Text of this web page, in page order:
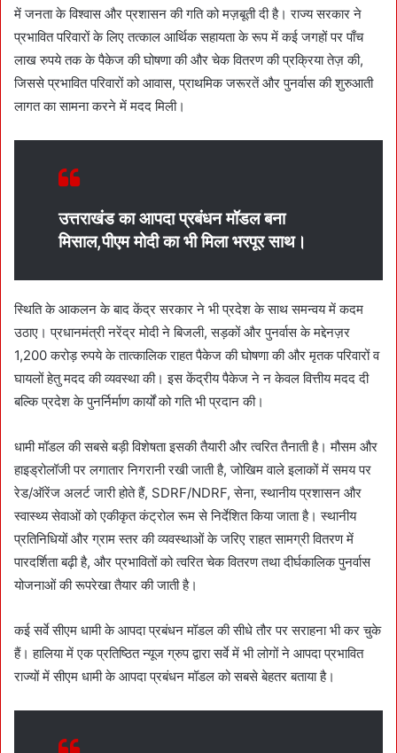
में जनता के विश्वास और प्रशासन की गति को मज़बूती दी है। राज्य सरकार ने
प्रभावित परिवारों के लिए तत्काल आर्थिक सहायता के रूप में कई जगहों पर पाँच
लाख रुपये तक के पैकेज की घोषणा की और चेक वितरण की प्रक्रिया तेज़ की,
जिससे प्रभावित परिवारों को आवास, प्राथमिक जरूरतें और पुनर्वास की शुरुआती
लागत का सामना करने में मदद मिली।
उत्तराखंड का आपदा प्रबंधन मॉडल बना
मिसाल,पीएम मोदी का भी मिला भरपूर साथ।
स्थिति के आकलन के बाद केंद्र सरकार ने भी प्रदेश के साथ समन्वय में कदम
उठाए। प्रधानमंत्री नरेंद्र मोदी ने बिजली, सड़कों और पुनर्वास के मद्देनज़र
1,200 करोड़ रुपये के तात्कालिक राहत पैकेज की घोषणा की और मृतक परिवारों व
घायलों हेतु मदद की व्यवस्था की। इस केंद्रीय पैकेज ने न केवल वित्तीय मदद दी
बल्कि प्रदेश के पुनर्निर्माण कार्यों को गति भी प्रदान की।
धामी मॉडल की सबसे बड़ी विशेषता इसकी तैयारी और त्वरित तैनाती है। मौसम और
हाइड्रोलॉजी पर लगातार निगरानी रखी जाती है, जोखिम वाले इलाकों में समय पर
रेड/ऑरेंज अलर्ट जारी होते हैं, SDRF/NDRF, सेना, स्थानीय प्रशासन और
स्वास्थ्य सेवाओं को एकीकृत कंट्रोल रूम से निर्देशित किया जाता है। स्थानीय
प्रतिनिधियों और ग्राम स्तर की व्यवस्थाओं के जरिए राहत सामग्री वितरण में
पारदर्शिता बढ़ी है, और प्रभावितों को त्वरित चेक वितरण तथा दीर्घकालिक पुनर्वास
योजनाओं की रूपरेखा तैयार की जाती है।
कई सर्वे सीएम धामी के आपदा प्रबंधन मॉडल की सीधे तौर पर सराहना भी कर चुके
हैं। हालिया में एक प्रतिष्ठित न्यूज ग्रुप द्वारा सर्वे में भी लोगों ने आपदा प्रभावित
राज्यों में सीएम धामी के आपदा प्रबंधन मॉडल को सबसे बेहतर बताया है।